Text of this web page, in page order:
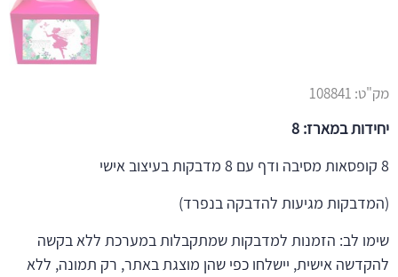
מק"ט: 108841
יחידות במארז: 8
8 קופסאות מסיבה ודף עם 8 מדבקות בעיצוב אישי
(המדבקות מגיעות להדבקה בנפרד)
שימו לב: הזמנות למדבקות שמתקבלות במערכת ללא בקשה
להקדשה אישית, יישלחו כפי שהן מוצגת באתר, רק תמונה, ללא